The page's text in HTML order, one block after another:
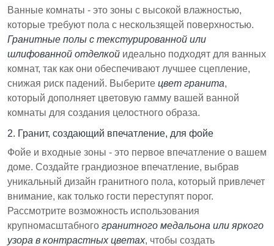
Ванные комнаты - это зоны с высокой влажностью,
которые требуют пола с нескользящей поверхностью.
Гранитные полы с текстурированной или
шлифованной отделкой идеально подходят для ванных
комнат, так как они обеспечивают лучшее сцепление,
снижая риск падений. Выберите цвет гранита,
который дополняет цветовую гамму вашей ванной
комнаты для создания целостного образа.
2. Гранит, создающий впечатление, для фойе
Фойе и входные зоны - это первое впечатление о вашем
доме. Создайте грандиозное впечатление, выбрав
уникальный дизайн гранитного пола, который привлечет
внимание, как только гости переступят порог.
Рассмотрите возможность использования
крупномасштабного гранитного медальона или яркого
узора в контрастных цветах, чтобы создать